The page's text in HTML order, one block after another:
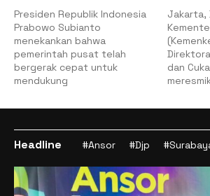
Presiden Republik Indonesia
Prabowo Subianto
menekankan bahwa
pemerintah pusat telah
bergerak cepat untuk
mendukung
Jakarta,
dan
Headline #Ansor #Djp